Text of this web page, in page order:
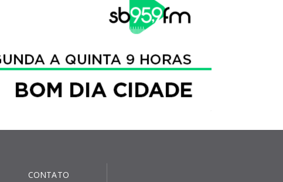
CONTATO